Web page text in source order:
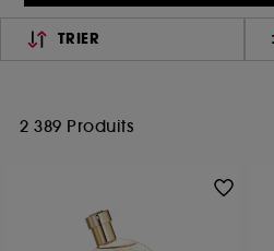
TRIER
2 389 Produits